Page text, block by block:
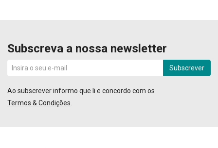
Subscreva a nossa newsletter
Subscrever
Ao subscrever informo que li e concordo com os
Termos & Condições